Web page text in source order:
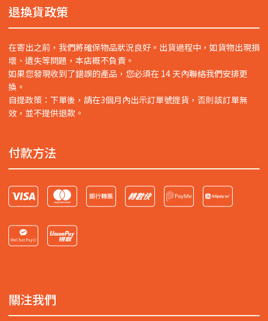
退換貨政策
在寄出之前，我們將確保物品狀況良好。出貨過程中，如貨物出現損
壞、遺失等問題，本店概不負責。
如果您發現收到了錯誤的產品，您必須在 14 天內聯絡我們安排更
換。
自提政策：下單後，請在3個月內出示訂單號提貨，否則該訂單無
效，並不提供退款。
付款方法
關注我們